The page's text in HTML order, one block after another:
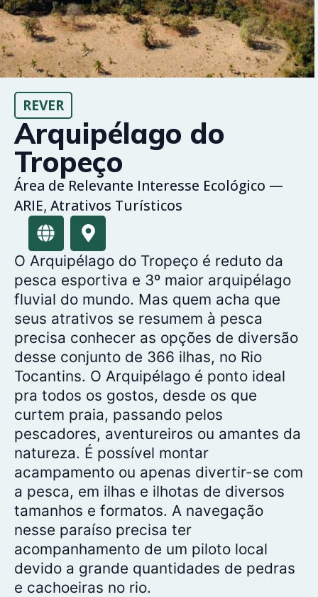
REVER
Arquipélago do
Tropeço
Área de Relevante Interesse Ecológico —
ARIE, Atrativos Turísticos
O Arquipélago do Tropeço é reduto da
pesca esportiva e 3º maior arquipélago
fluvial do mundo. Mas quem acha que
seus atrativos se resumem à pesca
precisa conhecer as opções de diversão
desse conjunto de 366 ilhas, no Rio
Tocantins. O Arquipélago é ponto ideal
pra todos os gostos, desde os que
curtem praia, passando pelos
pescadores, aventureiros ou amantes da
natureza. É possível montar
acampamento ou apenas divertir-se com
a pesca, em ilhas e ilhotas de diversos
tamanhos e formatos. A navegação
nesse paraíso precisa ter
acompanhamento de um piloto local
devido a grande quantidades de pedras
e cachoeiras no rio.